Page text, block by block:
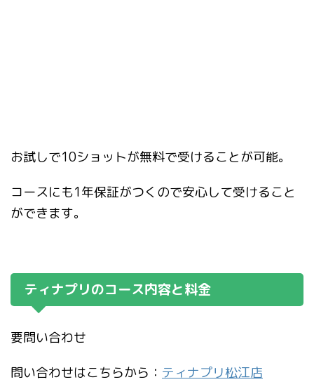
お試しで10ショットが無料で受けることが可能。
コースにも1年保証がつくので安心して受けること
ができます。
ティナプリのコース内容と料金
要問い合わせ
問い合わせはこちらから： ティナプリ松江店